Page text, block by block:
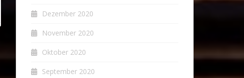
Dezember 2020
November 2020
Oktober 2020
September 2020